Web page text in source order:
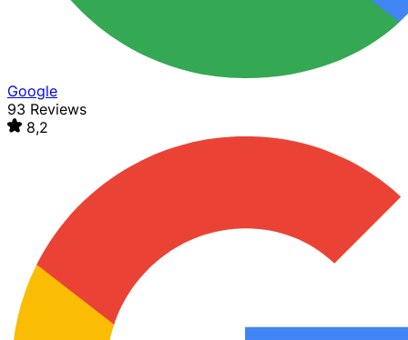
Google
93 Reviews
8,2